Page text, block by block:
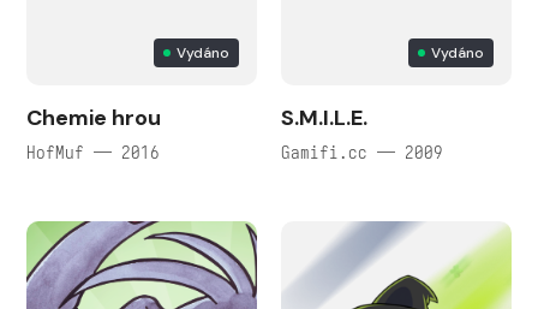
Vydáno
Chemie hrou
HofMuf — 2016
Vydáno
S.M.I.L.E.
Gamifi.cc — 2009